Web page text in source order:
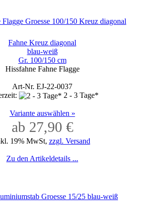
Fahne Kreuz diagonal
blau-weiß
Gr. 100/150 cm
Hissfahne Fahne Flagge
Art-Nr. EJ-22-0037
2 - 3 Tage*
Variante auswählen »
ab 27,90 €
19% MwSt, zzgl. Versand
Zu den Artikeldetails ...